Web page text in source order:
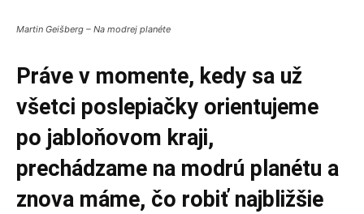
Martin Geišberg – Na modrej planéte
Práve v momente, kedy sa už
všetci poslepiačky orientujeme
po jabloňovom kraji,
prechádzame na modrú planétu a
znova máme, čo robiť najbližšie